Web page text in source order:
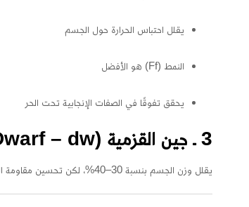
يقلل احتباس الحرارة حول الجسم
النمط (Ff) هو الأفضل
يحقق تفوقًا في الصفات الإنجابية تحت الحر
3 ـ جين القزمية (Dwarf – dw)
يقلل وزن الجسم بنسبة 30–40%، لكن تحسين مقاومة الحرارة في دجاج التسمين باستخدامه